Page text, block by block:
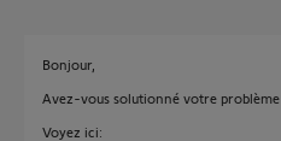
Bonjour,
Avez-vous solutionné votre problème
Voyez ici: